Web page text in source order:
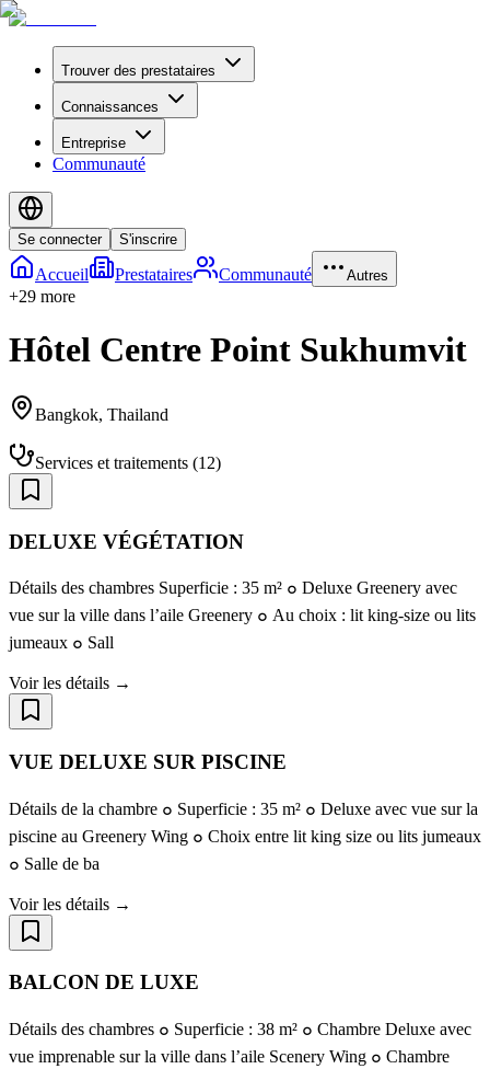
Trouver des prestataires
Connaissances
Entreprise
Communauté
Se connecter S'inscrire
Accueil Prestataires Communauté Autres
+29 more
Hôtel Centre Point Sukhumvit
Bangkok, Thailand
Services et traitements (12)
DELUXE VÉGÉTATION
Détails des chambres Superficie : 35 m² ๐ Deluxe Greenery avec
vue sur la ville dans l’aile Greenery ๐ Au choix : lit king-size ou lits
jumeaux ๐ Sall
Voir les détails →
VUE DELUXE SUR PISCINE
Détails de la chambre ๐ Superficie : 35 m² ๐ Deluxe avec vue sur la
piscine au Greenery Wing ๐ Choix entre lit king size ou lits jumeaux
๐ Salle de ba
Voir les détails →
BALCON DE LUXE
Détails des chambres ๐ Superficie : 38 m² ๐ Chambre Deluxe avec
vue imprenable sur la ville dans l’aile Scenery Wing ๐ Chambre